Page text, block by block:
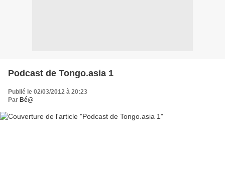
Podcast de Tongo.asia 1
Publié le 02/03/2012 à 20:23
Par Bé@